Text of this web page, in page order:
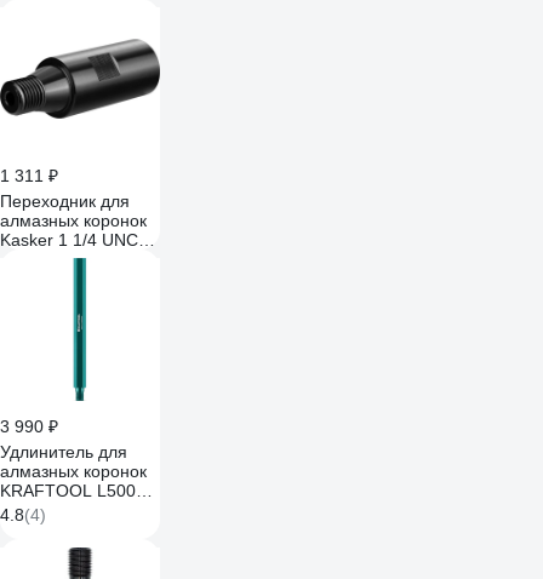
1 311 ₽
Переходник для
алмазных коронок
Kasker 1 1/4 UNC-F/
М22-М 505.0008
3 990 ₽
Удлинитель для
алмазных коронок
KRAFTOOL L500
мм, стальной,
посадка 1 1/4"
29826-500
4.8(4)